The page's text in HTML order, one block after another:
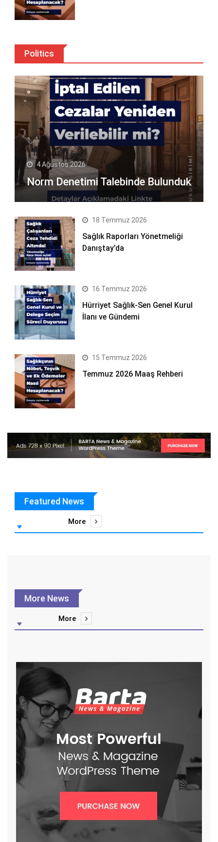
Politics
4 Ağustos 2026
Norm Denetimi Talebinde Bulunduk
18 Temmuz 2026
Sağlık Raporları Yönetmeliği
Danıştay’da
16 Temmuz 2026
Hürriyet Sağlık-Sen Genel Kurul
İlanı ve Gündemi
15 Temmuz 2026
Temmuz 2026 Maaş Rehberi
Featured News
More
More News
More